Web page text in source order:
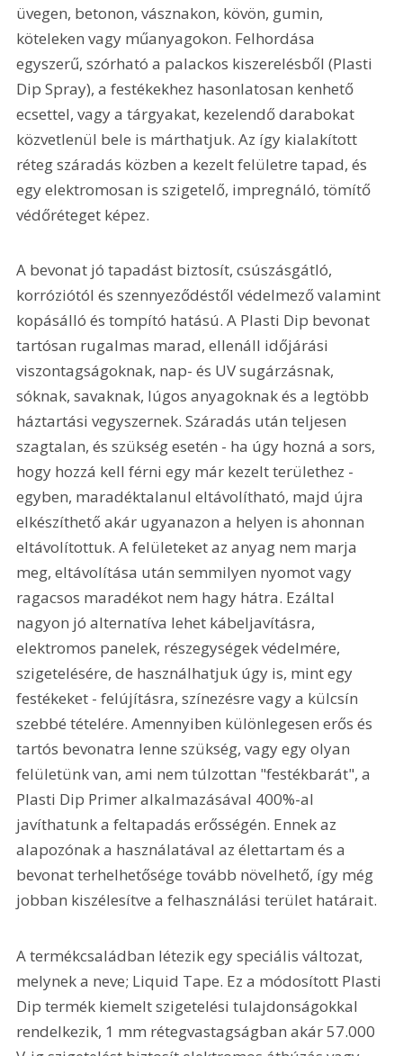
üvegen, betonon, vásznakon, kövön, gumin,
köteleken vagy műanyagokon. Felhordása
egyszerű, szórható a palackos kiszerelésből (Plasti
Dip Spray), a festékekhez hasonlatosan kenhető
ecsettel, vagy a tárgyakat, kezelendő darabokat
közvetlenül bele is márthatjuk. Az így kialakított
réteg száradás közben a kezelt felületre tapad, és
egy elektromosan is szigetelő, impregnáló, tömítő
védőréteget képez.
A bevonat jó tapadást biztosít, csúszásgátló,
korróziótól és szennyeződéstől védelmező valamint
kopásálló és tompító hatású. A Plasti Dip bevonat
tartósan rugalmas marad, ellenáll időjárási
viszontagságoknak, nap- és UV sugárzásnak,
sóknak, savaknak, lúgos anyagoknak és a legtöbb
háztartási vegyszernek. Száradás után teljesen
szagtalan, és szükség esetén - ha úgy hozná a sors,
hogy hozzá kell férni egy már kezelt területhez -
egyben, maradéktalanul eltávolítható, majd újra
elkészíthető akár ugyanazon a helyen is ahonnan
eltávolítottuk. A felületeket az anyag nem marja
meg, eltávolítása után semmilyen nyomot vagy
ragacsos maradékot nem hagy hátra. Ezáltal
nagyon jó alternatíva lehet kábeljavításra,
elektromos panelek, részegységek védelmére,
szigetelésére, de használhatjuk úgy is, mint egy
festékeket - felújításra, színezésre vagy a külcsín
szebbé tételére. Amennyiben különlegesen erős és
tartós bevonatra lenne szükség, vagy egy olyan
felületünk van, ami nem túlzottan "festékbarát", a
Plasti Dip Primer alkalmazásával 400%-al
javíthatunk a feltapadás erősségén. Ennek az
alapozónak a használatával az élettartam és a
bevonat terhelhetősége tovább növelhető, így még
jobban kiszélesítve a felhasználási terület határait.
A termékcsaládban létezik egy speciális változat,
melynek a neve; Liquid Tape. Ez a módosított Plasti
Dip termék kiemelt szigetelési tulajdonságokkal
rendelkezik, 1 mm rétegvastagságban akár 57.000